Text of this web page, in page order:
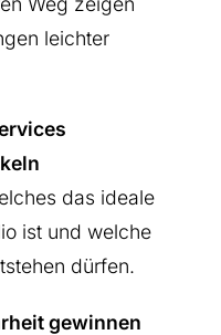
leichter
das ideale
ist und welche
dürfen.
gewinnen